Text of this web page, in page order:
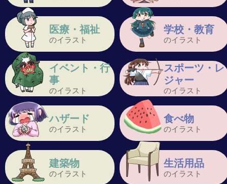
医療・福祉
のイラスト
学校・教育
のイラスト
イベント・行
事
のイラスト
スポーツ・レ
ジャー
のイラスト
ハザード
のイラスト
食べ物
のイラスト
建築物
のイラスト
生活用品
のイラスト